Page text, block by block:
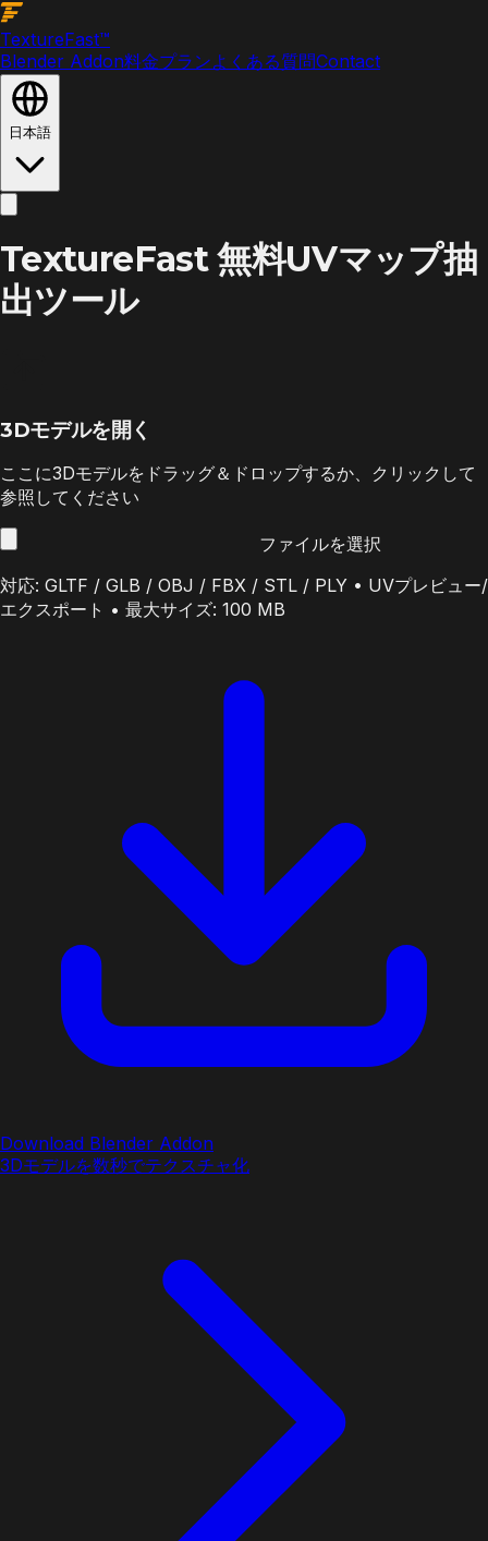
TextureFast™
Blender Addon料金プランよくある質問Contact
日本語
TextureFast 無料UVマップ抽
出ツール
3Dモデルを開く
ここに3Dモデルをドラッグ＆ドロップするか、クリックして
参照してください
ファイルを選択
対応: GLTF / GLB / OBJ / FBX / STL / PLY • UVプレビュー/
エクスポート • 最大サイズ: 100 MB
Download Blender Addon
3Dモデルを数秒でテクスチャ化